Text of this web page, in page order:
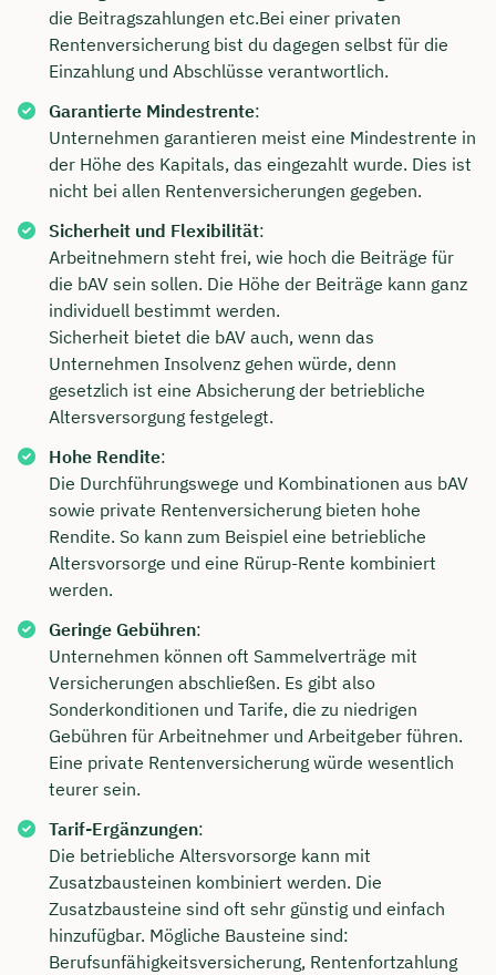
die Beitragszahlungen etc.Bei einer privaten
Rentenversicherung bist du dagegen selbst für die
Einzahlung und Abschlüsse verantwortlich.
Garantierte Mindestrente:
Unternehmen garantieren meist eine Mindestrente in
der Höhe des Kapitals, das eingezahlt wurde. Dies ist
nicht bei allen Rentenversicherungen gegeben.
Sicherheit und Flexibilität:
Arbeitnehmern steht frei, wie hoch die Beiträge für
die bAV sein sollen. Die Höhe der Beiträge kann ganz
individuell bestimmt werden.
Sicherheit bietet die bAV auch, wenn das
Unternehmen Insolvenz gehen würde, denn
gesetzlich ist eine Absicherung der betriebliche
Altersversorgung festgelegt.
Hohe Rendite:
Die Durchführungswege und Kombinationen aus bAV
sowie private Rentenversicherung bieten hohe
Rendite. So kann zum Beispiel eine betriebliche
Altersvorsorge und eine Rürup-Rente kombiniert
werden.
Geringe Gebühren:
Unternehmen können oft Sammelverträge mit
Versicherungen abschließen. Es gibt also
Sonderkonditionen und Tarife, die zu niedrigen
Gebühren für Arbeitnehmer und Arbeitgeber führen.
Eine private Rentenversicherung würde wesentlich
teurer sein.
Tarif-Ergänzungen:
Die betriebliche Altersvorsorge kann mit
Zusatzbausteinen kombiniert werden. Die
Zusatzbausteine sind oft sehr günstig und einfach
hinzufügbar. Mögliche Bausteine sind:
Berufsunfähigkeitsversicherung, Rentenfortzahlung
Dauer: ca. 30 Minuten
Kostenfrei & unverbindlich
🗓️ Wählen Sie jetzt Ihren Wunschtermin:
Meeting buchen